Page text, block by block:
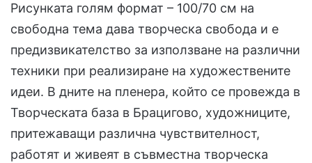
Рисунката голям формат – 100/70 см на
свободна тема дава творческа свобода и е
предизвикателство за използване на различни
техники при реализиране на художествените
идеи. В дните на пленера, който се провежда в
Творческата база в Брацигово, художниците,
притежаващи различна чувствителност,
работят и живеят в съвместна творческа